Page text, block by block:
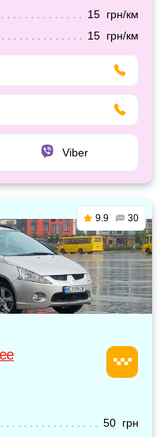
15 грн/км
15 грн/км
Viber
9.9 30
50 грн